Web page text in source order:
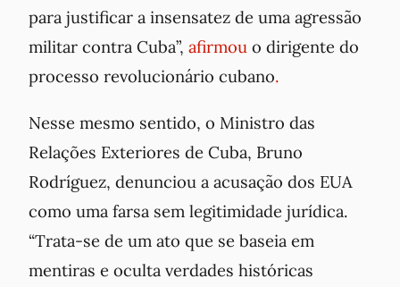
para justificar a insensatez de uma agressão
militar contra Cuba”, afirmou o dirigente do
processo revolucionário cubano.
Nesse mesmo sentido, o Ministro das
Relações Exteriores de Cuba, Bruno
Rodríguez, denunciou a acusação dos EUA
como uma farsa sem legitimidade jurídica.
“Trata-se de um ato que se baseia em
mentiras e oculta verdades históricas